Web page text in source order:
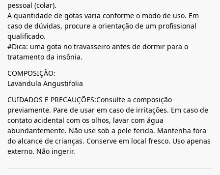
pessoal (colar).
A quantidade de gotas varia conforme o modo de uso. Em
caso de dúvidas, procure a orientação de um profissional
qualificado.
#Dica: uma gota no travasseiro antes de dormir para o
tratamento da insônia.
COMPOSIÇÃO:
Lavandula Angustifolia
CUIDADOS E PRECAUÇÕES:Consulte a composição
previamente. Pare de usar em caso de irritações. Em caso de
contato acidental com os olhos, lavar com água
abundantemente. Não use sob a pele ferida. Mantenha fora
do alcance de crianças. Conserve em local fresco. Uso apenas
externo. Não ingerir.